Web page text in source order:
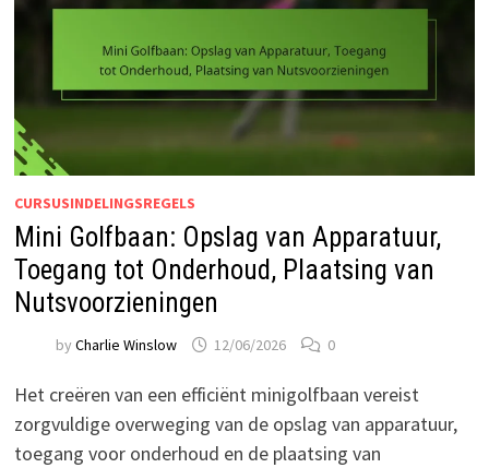
CURSUSINDELINGSREGELS
Mini Golfbaan: Opslag van Apparatuur,
Toegang tot Onderhoud, Plaatsing van
Nutsvoorzieningen
by Charlie Winslow 12/06/2026 0
Het creëren van een efficiënt minigolfbaan vereist
zorgvuldige overweging van de opslag van apparatuur,
toegang voor onderhoud en de plaatsing van